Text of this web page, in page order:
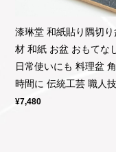
漆琳堂 和紙貼り隅切
材 和紙 お盆 おもてな
日常使いにも 料理盆
時間に 伝統工芸 職人
¥7,480